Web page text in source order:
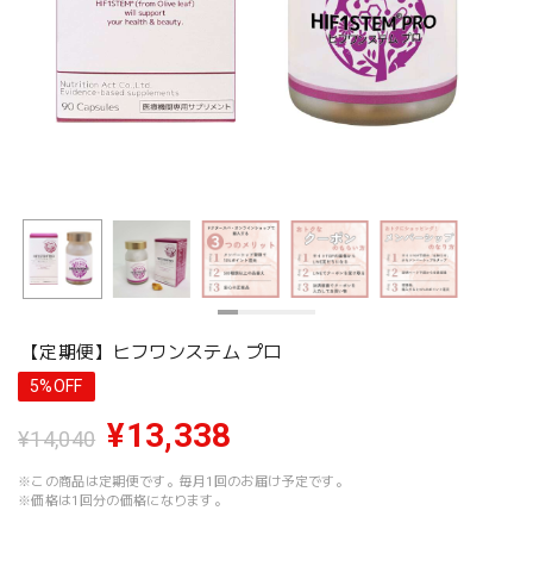
【定期便】ヒフワンステム プロ
5%OFF
¥14,040 ¥13,338
※この商品は定期便です。毎月1回のお届け予定です。
※価格は1回分の価格になります。